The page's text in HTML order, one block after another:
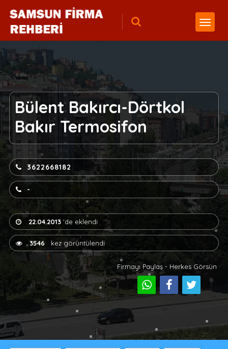
Bülent Bakırcı-Dörtkol
Bakır Termosifon
3622668182
-
22.04.2013'de eklendi
3546 kez görüntülendi
Firmayı Paylaş - Herkes Görsün